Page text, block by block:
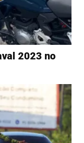
2023 no